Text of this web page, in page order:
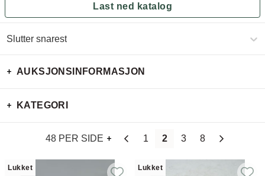
Last ned katalog
AUKSJONSINFORMASJON
KATEGORI
Slutter snarest
48 PER SIDE 1 2 3 8
Lukket Lukket